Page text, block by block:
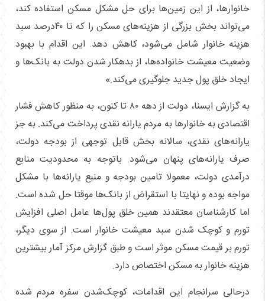
خانوارها، از این زمین‌ها برای حل مشکل مسکن استفاده کند،
می‌تواند بخش بزرگی از هزینه‌های مسکن را که تا ۴۰درصد سبد
هزینه خانوار شامل می‌شود، کاهش دهد. این اقدام با بهبود
وضعیت معیشت خانواده‌ها، از بدهکار شدن دولت به بانک‌ها و
ایجاد خلق پول جدید جلوگیری می‌کند.»
به گزارش ایسنا، دولت از دهه ۸۰ تا کنون، به منظور کاهش فشار
اقتصادی به خانوارها به مردم یارانه نقدی پرداخت می‌کند. به جز
یارانه‌های نقدی، سالانه بخش قابل توجهی از بودجه دولت،
صرف یارانه‌های پنهان می‌شود. باتوجه به محدودیت منابع
درآمدی دولت، معمولا تامین بودجه و منبع یارانه‌ها با مشکل
مواجه بوده و نهایتا با استقراض از بانک‌ها موقتا حل شده است.
اما کارشناسان معتقدند همین خلق پول‌ها عامل اصلی افزایش
تورم و کوچک شدن سبد معیشت خانوار است. از سوی دیگر،
تورم بر قیمت مسکن موثر است و طبق گزارش مرکز آمار بیشترین
هزینه خانوار به مسکن اختصاص دارد.
درحالی سرانجام این اقدامات، کوچک‌شدن سفره مردم شده